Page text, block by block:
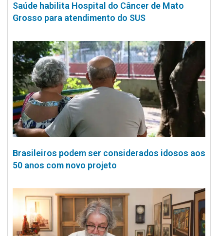
Saúde habilita Hospital do Câncer de Mato
Grosso para atendimento do SUS
Brasileiros podem ser considerados idosos aos
50 anos com novo projeto